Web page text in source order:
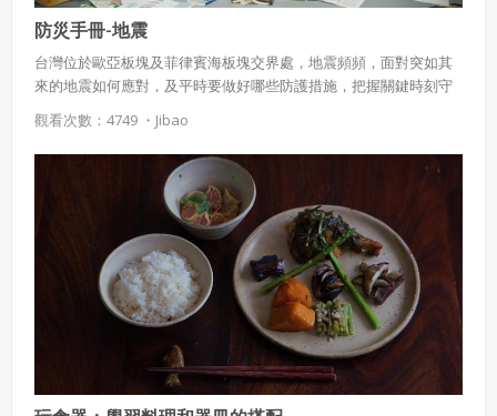
防災手冊-地震
台灣位於歐亞板塊及菲律賓海板塊交界處，地震頻頻，面對突如其
來的地震如何應對，及平時要做好哪些防護措施，把握關鍵時刻守
護自己和親友的安全。
觀看次數：4749 ・ Jibao
會員使用本系統之費用，由吉寶系統公司定之並按月收取。
吉寶系統公司得不定期公告與調整費用。
四、會員授權
會員享有其創作之衍生著作的著作權，但會員同意吉寶系統
本條約定不因本合約終止而失效。
五、聲明保證
會員聲明並保證會員於使用本系統時創作、上傳或張貼的著
作物，會員享有所有權或經合法授權。
如會員違反前項約定致吉寶系統公司遭追訴、請求或求償
者，吉寶系統公司應立即通知會員，必要時本系統得移除爭
議內容。會員應協助相關程序並負擔吉寶系統公司因此所生